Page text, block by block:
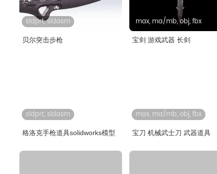
sldprt, sldasm
贝尔突击步枪
max, ma/mb, obj, fbx
宝剑 游戏武器 长剑
sldprt, sldasm
格洛克手枪道具solidworks模型
max, ma/mb, obj, fbx
宝刀 机械武士刀 武器道具